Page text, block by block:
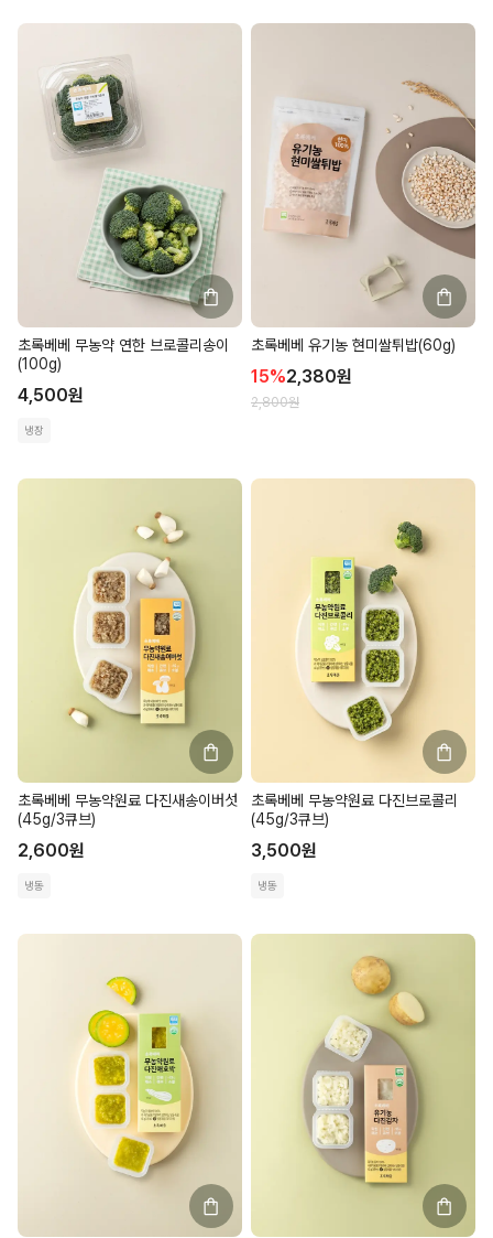
초록베베 무농약 연한 브로콜리송이
(100g)
4,500원
냉장
초록베베 유기농 현미쌀튀밥(60g)
15%2,380원
2,800원
초록베베 무농약원료 다진새송이버섯
(45g/3큐브)
2,600원
냉동
초록베베 무농약원료 다진브로콜리
(45g/3큐브)
3,500원
냉동